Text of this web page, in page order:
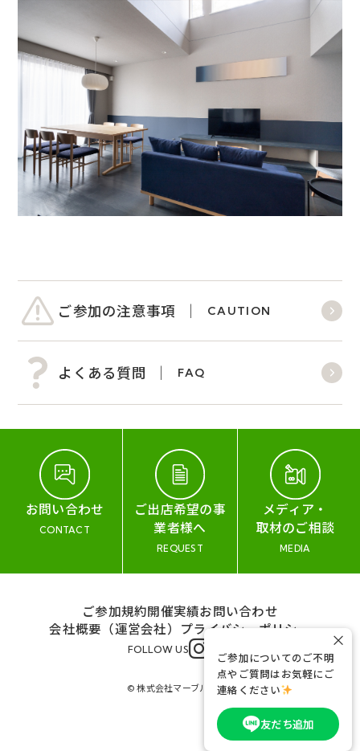
ご参加の注意事項 CAUTION
よくある質問 FAQ
お問い合わせ
CONTACT
ご出店希望の事
業者様へ
REQUEST
メディア・
取材のご相談
MEDIA
ご参加規約開催実績お問い合わせ
会社概要（運営会社） プライバシーポリシー
FOLLOW US
© 株式会社マーブル&コー
ご参加についてのご不明
点やご質問はお気軽にご
連絡ください
友だち追加
×